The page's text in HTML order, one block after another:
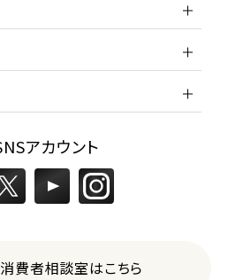
アカウント
費者相談室はこちら